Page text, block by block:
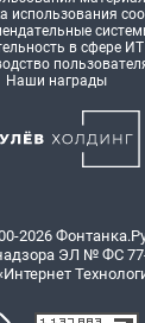
использования
в сфере ИТ
Наши награды
2026
ЭЛ № ФС 77-